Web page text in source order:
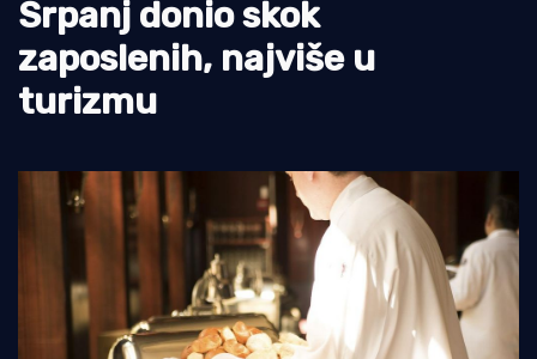
Ribolov
Ekologija
Srpanj donio skok
zaposlenih, najviše u
turizmu